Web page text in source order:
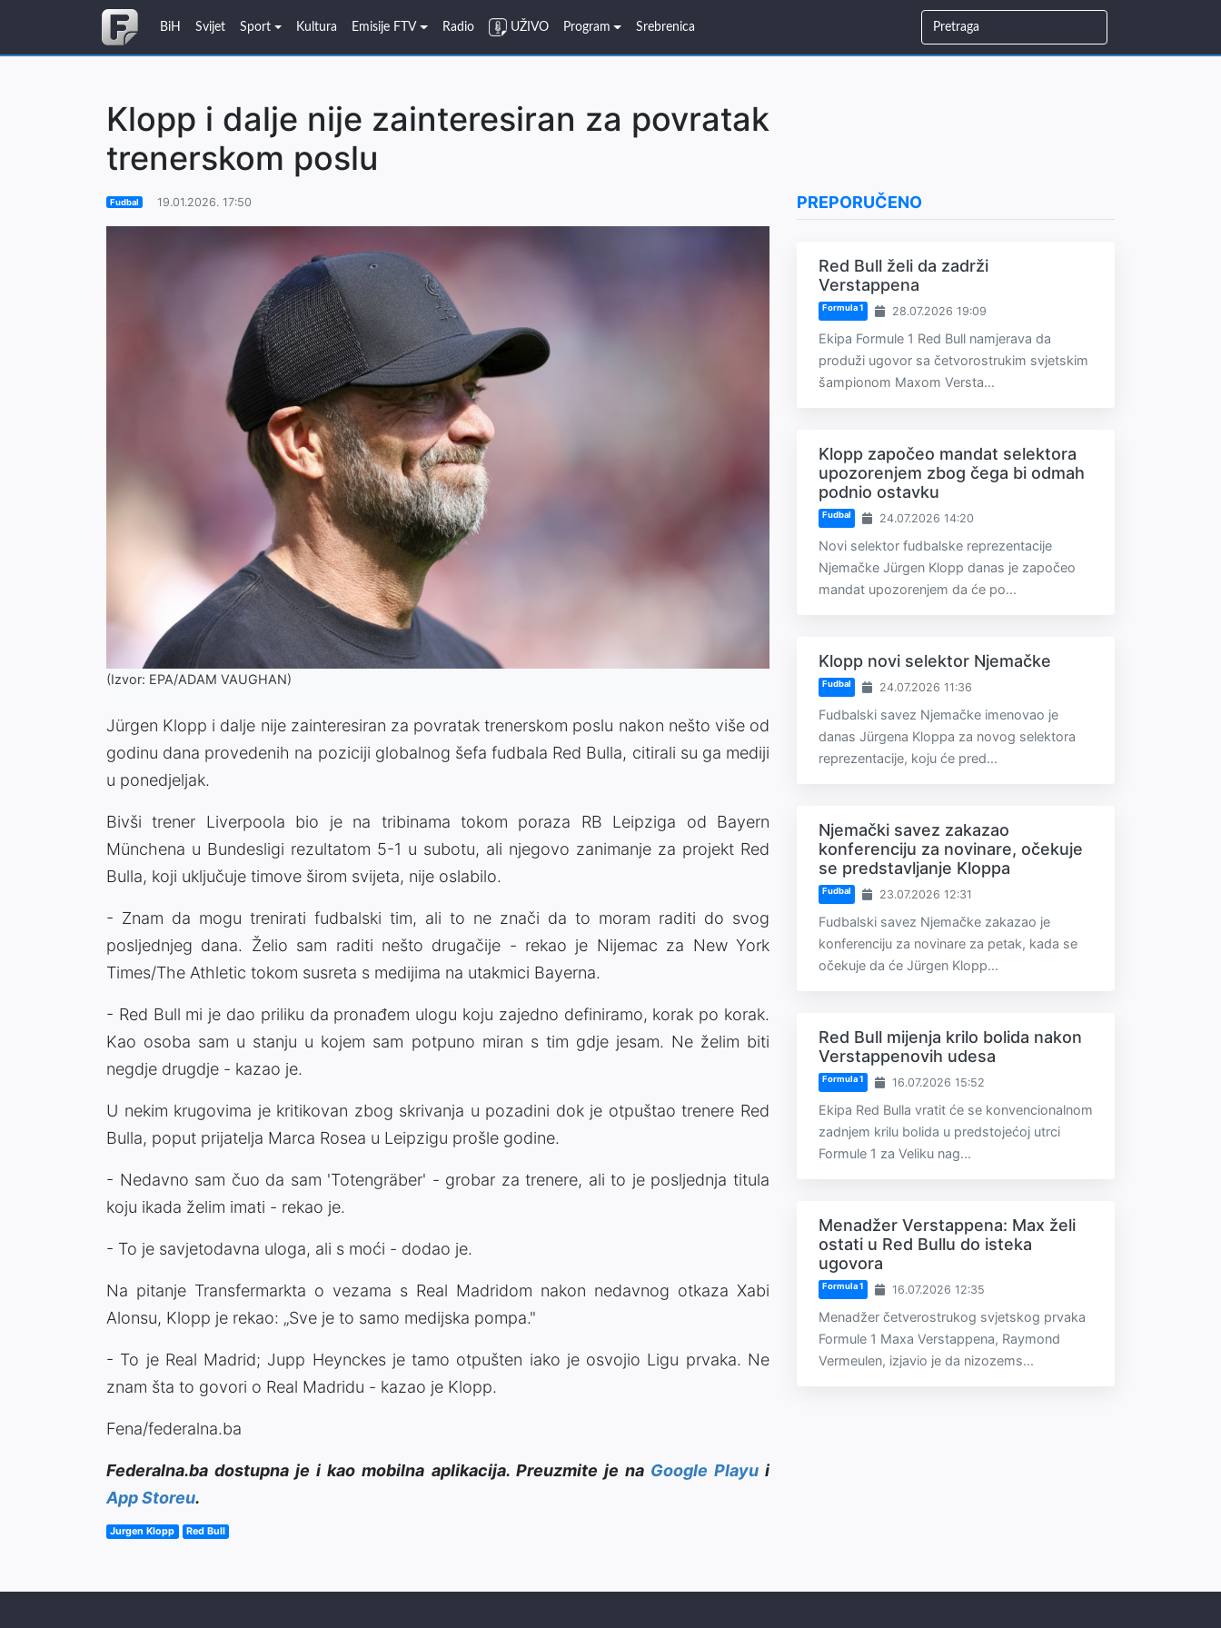
BiH Svijet Sport Kultura Emisije FTV Radio UŽIVO Program Srebrenica
Klopp i dalje nije zainteresiran za povratak
trenerskom poslu
Fudbal 19.01.2026. 17:50
(Izvor: EPA/ADAM VAUGHAN)
Jürgen Klopp i dalje nije zainteresiran za povratak trenerskom poslu nakon nešto više od
godinu dana provedenih na poziciji globalnog šefa fudbala Red Bulla, citirali su ga mediji
u ponedjeljak.
Bivši trener Liverpoola bio je na tribinama tokom poraza RB Leipziga od Bayern
Münchena u Bundesligi rezultatom 5-1 u subotu, ali njegovo zanimanje za projekt Red
Bulla, koji uključuje timove širom svijeta, nije oslabilo.
- Znam da mogu trenirati fudbalski tim, ali to ne znači da to moram raditi do svog
posljednjeg dana. Želio sam raditi nešto drugačije - rekao je Nijemac za New York
Times/The Athletic tokom susreta s medijima na utakmici Bayerna.
- Red Bull mi je dao priliku da pronađem ulogu koju zajedno definiramo, korak po korak.
Kao osoba sam u stanju u kojem sam potpuno miran s tim gdje jesam. Ne želim biti
negdje drugdje - kazao je.
U nekim krugovima je kritikovan zbog skrivanja u pozadini dok je otpuštao trenere Red
Bulla, poput prijatelja Marca Rosea u Leipzigu prošle godine.
- Nedavno sam čuo da sam 'Totengräber' - grobar za trenere, ali to je posljednja titula
koju ikada želim imati - rekao je.
- To je savjetodavna uloga, ali s moći - dodao je.
Na pitanje Transfermarkta o vezama s Real Madridom nakon nedavnog otkaza Xabi
Alonsu, Klopp je rekao: „Sve je to samo medijska pompa."
- To je Real Madrid; Jupp Heynckes je tamo otpušten iako je osvojio Ligu prvaka. Ne
znam šta to govori o Real Madridu - kazao je Klopp.
Fena/federalna.ba
Federalna.ba dostupna je i kao mobilna aplikacija. Preuzmite je na Google Playui
App Storeu.
Jurgen Klopp Red Bull
PREPORUČENO
Red Bull želi da zadrži
Verstappena
Formula 1 28.07.2026 19:09
Ekipa Formule 1 Red Bull namjerava da
produži ugovor sa četvorostrukim svjetskim
šampionom Maxom Versta...
Klopp započeo mandat selektora
upozorenjem zbog čega bi odmah
podnio ostavku
Fudbal 24.07.2026 14:20
Novi selektor fudbalske reprezentacije
Njemačke Jürgen Klopp danas je započeo
mandat upozorenjem da će po...
Klopp novi selektor Njemačke
Fudbal 24.07.2026 11:36
Fudbalski savez Njemačke imenovao je
danas Jürgena Kloppa za novog selektora
reprezentacije, koju će pred...
Njemački savez zakazao
konferenciju za novinare, očekuje
se predstavljanje Kloppa
Fudbal 23.07.2026 12:31
Fudbalski savez Njemačke zakazao je
konferenciju za novinare za petak, kada se
očekuje da će Jürgen Klopp...
Red Bull mijenja krilo bolida nakon
Verstappenovih udesa
Formula 1 16.07.2026 15:52
Ekipa Red Bulla vratit će se konvencionalnom
zadnjem krilu bolida u predstojećoj utrci
Formule 1 za Veliku nag...
Menadžer Verstappena: Max želi
ostati u Red Bullu do isteka
ugovora
Formula 1 16.07.2026 12:35
Menadžer četverostrukog svjetskog prvaka
Formule 1 Maxa Verstappena, Raymond
Vermeulen, izjavio je da nizozems...